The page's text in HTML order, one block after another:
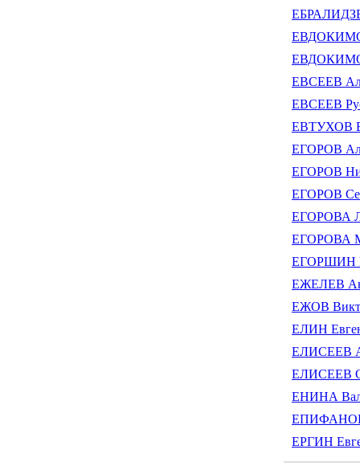
ЕВСЕЕВ
ЕВСЕЕВ
ЕВТУХОВ
ЕГОРОВ
ЕГОРОВ
ЕГОРОВ
ЕГОРОВА
ЕГОРОВА
ЕГОРШИН
ЕЖЕЛЕВ
ЕЖОВ
ЕЛИН
ЕЛИСЕЕВ
ЕЛИСЕЕВ
ЕНИНА
ЕРГИН